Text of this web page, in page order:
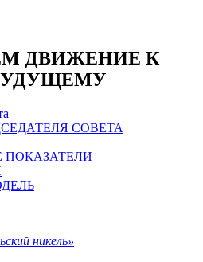
ДВИЖЕНИЕ К
СОВЕТА
никель»